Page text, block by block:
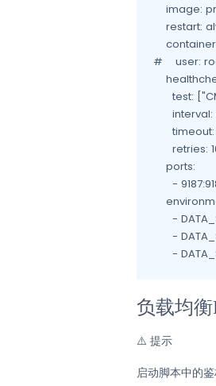
image:
restart:
#    user:
test:
retries:
    ports:
-
-
-
-
负载均衡
⚠️ 提示
启动脚本中的